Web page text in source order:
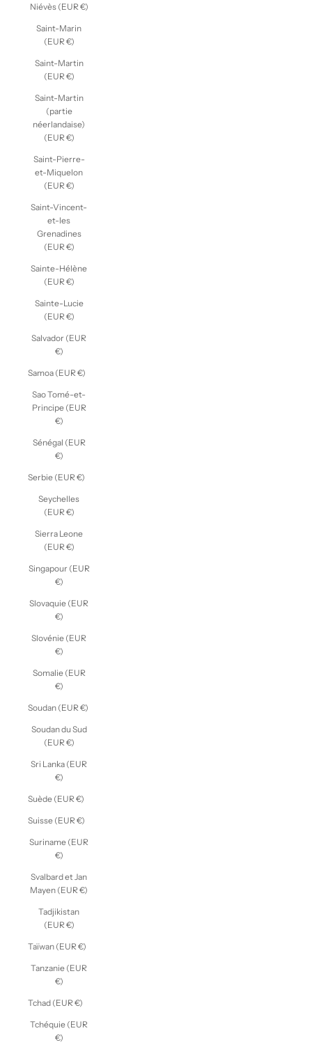
Niévès (EUR €)
Saint-Marin
(EUR €)
Saint-Martin
(EUR €)
Saint-Martin
(partie
néerlandaise)
(EUR €)
Saint-Pierre-
et-Miquelon
(EUR €)
Saint-Vincent-
et-les
Grenadines
(EUR €)
Sainte-Hélène
(EUR €)
Sainte-Lucie
(EUR €)
Salvador (EUR
€)
Samoa (EUR €)
Sao Tomé-et-
Principe (EUR
€)
Sénégal (EUR
€)
Serbie (EUR €)
Seychelles
(EUR €)
Sierra Leone
(EUR €)
Singapour (EUR
€)
Slovaquie (EUR
€)
Slovénie (EUR
€)
Somalie (EUR
€)
Soudan (EUR €)
Soudan du Sud
(EUR €)
Sri Lanka (EUR
€)
Suède (EUR €)
Suisse (EUR €)
Suriname (EUR
€)
Svalbard et Jan
Mayen (EUR €)
Tadjikistan
(EUR €)
Taïwan (EUR €)
Tanzanie (EUR
€)
Tchad (EUR €)
Tchéquie (EUR
€)